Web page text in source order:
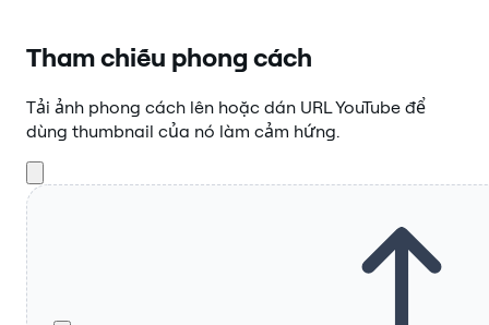
Tham chiếu phong cách
Tải ảnh phong cách lên hoặc dán URL YouTube để
dùng thumbnail của nó làm cảm hứng.